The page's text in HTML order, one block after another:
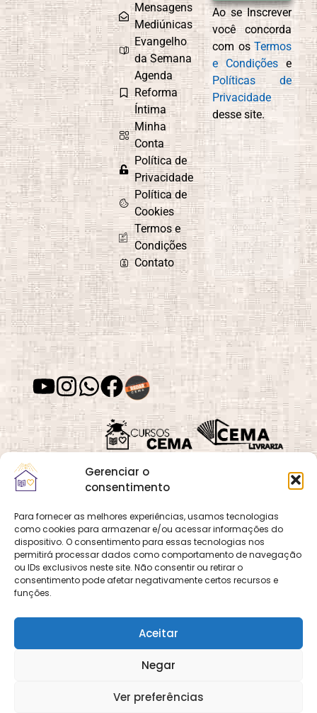
Gerenciar o
consentimento
Para fornecer as melhores experiências, usamos tecnologias
como cookies para armazenar e/ou acessar informações do
dispositivo. O consentimento para essas tecnologias nos
permitirá processar dados como comportamento de navegação
ou IDs exclusivos neste site. Não consentir ou retirar o
consentimento pode afetar negativamente certos recursos e
funções.
Aceitar
Negar
Ver preferências
Mensagens
Mediúnicas
Evangelho
da Semana
Agenda
Reforma
Íntima
Minha
Conta
Política de
Privacidade
Política de
Cookies
Termos e
Condições
Contato
Ao se Inscrever
você concorda
com osTermos
e Condições e
Políticas de
Privacidade
desse site.
Quadra 02, Lote 16,
Vila Vicentina,
Planaltina, Brasília-
DF. CEP 73.320-140
CNPJ: 01.600.089/0001-
DECOM - A Voz do
CEMA nas Redes!
OCemaneté um site
que pertence e é gerido
pelo CEMA, assim